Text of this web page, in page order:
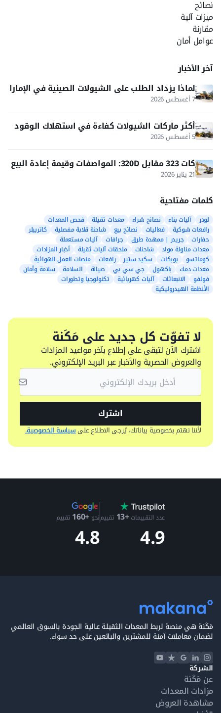
نصائح
ميزات آلية
مقارنة
عوامل أمان
آخر الأخبار
لماذا يزداد الطلب على الشيولات الصينية في الإمارا
ت والخليج؟
7 أغسطس 2026
أكثر ماركات الشيولات كفاءة في استهلاك الوقود
5 أغسطس 2026
كات 323 مقابل 320D: المواصفات وقيمة إعادة البيع
في 2026
21 يناير 2026
كلمات مفتاحية
لودر آليات بناء نصائح شراء معدات ثقيلة
فحص المعدات
رافعات شوكية
فعاليات نصائح بيع شاحنة قلابة مفصلية
كاتربيلر
حفارات
جريدر | ممهدة طرق جرافات
آليات مستعملة
معدات مناولة مواد
شاحنات ملحقات آليات ثقيلة
أخبار المزادات
كوماتسو
بوبكات سكيد ستير رافعات
منصات العمل الهوائية
معدات دمك
باكهول جي سي بي صيانة السلامة
سلامة وأمان
فولفو
الانبعاثات آليات كهربائية
تكنولوجيا وتطورات
الأنظمة الهيدروليكية
لا تفوّت كل جديد على مَكَنة
اشترك الآن لتبقى على إطلاع بآخر مواعيد المزادات
والعروض الحصرية والأخبار عبر البريد الإلكتروني.
اشترك
لأننا نهتم بخصوصية بياناتك، يُرجى الاطلاع علىسياسة الخصوصية.
عدد التقييمات+13 تقييم
4.9
نحو +160 تقييم
4.8
مَكَنة هي منصة لربط المعدات الثقيلة عالية الجودة بالسوق العالمي
لضمان معاملات آمنة للمشترين والبائعين على حد سواء.
الشركة
عن مَكَنة
مزادات المعدات
مشاهدة العروض